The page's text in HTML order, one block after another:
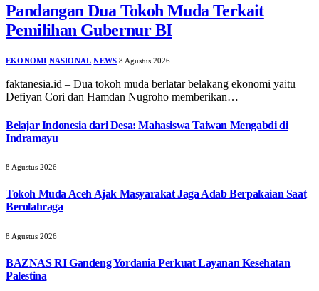
Pandangan Dua Tokoh Muda Terkait
Pemilihan Gubernur BI
EKONOMI NASIONAL NEWS 8 Agustus 2026
faktanesia.id – Dua tokoh muda berlatar belakang ekonomi yaitu
Defiyan Cori dan Hamdan Nugroho memberikan…
Belajar Indonesia dari Desa: Mahasiswa Taiwan Mengabdi di
Indramayu
8 Agustus 2026
Tokoh Muda Aceh Ajak Masyarakat Jaga Adab Berpakaian Saat
Berolahraga
8 Agustus 2026
BAZNAS RI Gandeng Yordania Perkuat Layanan Kesehatan
Palestina